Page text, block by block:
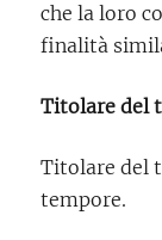
che la loro
finalità
Titolare del
Titolare del
tempore.